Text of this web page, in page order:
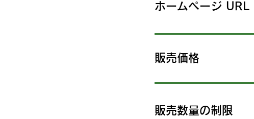
ホームページ URL
販売価格
販売数量の制限